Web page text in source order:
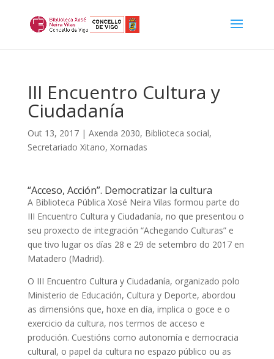
III Encuentro Cultura y
Ciudadanía
Out 13, 2017| Axenda 2030, Biblioteca social,
Secretariado Xitano, Xornadas
“Acceso, Acción”. Democratizar la cultura
A Biblioteca Pública Xosé Neira Vilas formou parte do
III Encuentro Cultura y Ciudadanía, no que presentou o
seu proxecto de integración “Achegando Culturas” e
que tivo lugar os días 28 e 29 de setembro do 2017 en
Matadero (Madrid).
O III Encuentro Cultura y Ciudadanía, organizado polo
Ministerio de Educación, Cultura y Deporte, abordou
as dimensións que, hoxe en día, implica o goce e o
exercicio da cultura, nos termos de acceso e
produción. Cuestións como autonomía e democracia
cultural, o papel da cultura no espazo público ou as